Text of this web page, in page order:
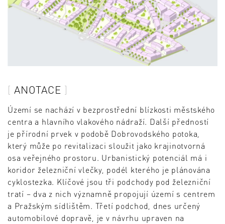
ANOTACE
Území se nachází v bezprostřední blízkosti městského
centra a hlavního vlakového nádraží. Další předností
je přírodní prvek v podobě Dobrovodského potoka,
který může po revitalizaci sloužit jako krajinotvorná
osa veřejného prostoru. Urbanistický potenciál má i
koridor železniční vlečky, podél kterého je plánována
cyklostezka. Klíčové jsou tři podchody pod železniční
tratí – dva z nich významně propojují území s centrem
a Pražským sídlištěm. Třetí podchod, dnes určený
automobilové dopravě, je v návrhu upraven na